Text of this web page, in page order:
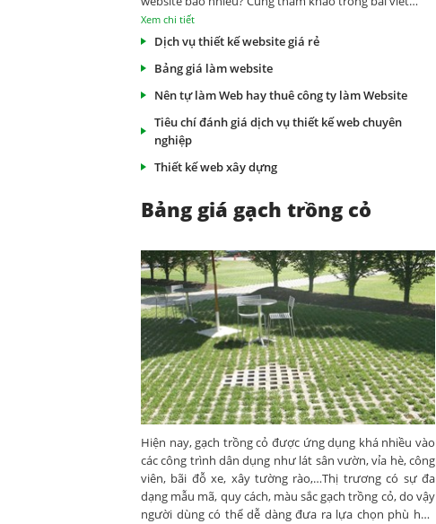
dưới đây nhé!
Xem chi tiết
Dịch vụ thiết kế website giá rẻ
Bảng giá làm website
Nên tự làm Web hay thuê công ty làm Website
Tiêu chí đánh giá dịch vụ thiết kế web chuyên
nghiệp
Thiết kế web xây dựng
Bảng giá gạch trồng cỏ
Hiện nay, gạch trồng cỏ được ứng dụng khá nhiều vào
các công trình dân dụng như lát sân vườn, vỉa hè, công
viên, bãi đỗ xe, xây tường rào,…Thị trương có sự đa
dạng mẫu mã, quy cách, màu sắc gạch trồng cỏ, do vậy
người dùng có thể dễ dàng đưa ra lựa chọn phù hợp